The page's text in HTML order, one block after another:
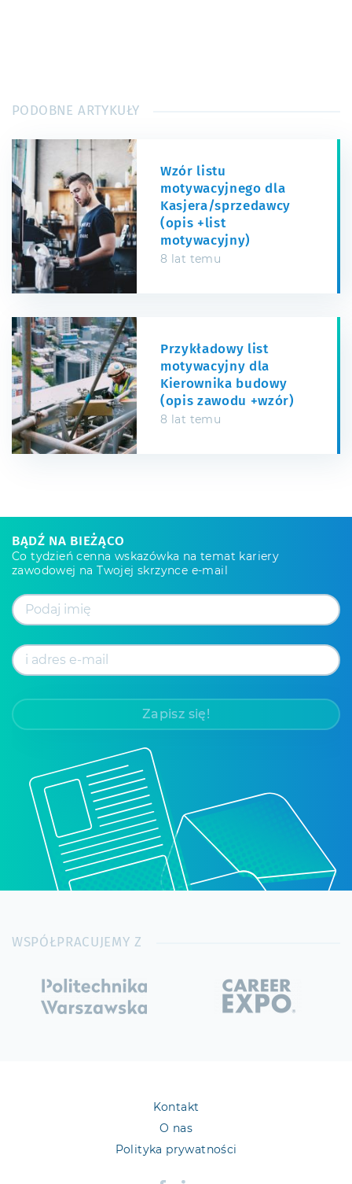
PODOBNE ARTYKUŁY
Wzór listu
motywacyjnego dla
Kasjera/sprzedawcy
(opis +list
motywacyjny)
8 lat temu
Przykładowy list
motywacyjny dla
Kierownika budowy
(opis zawodu +wzór)
8 lat temu
BĄDŹ NA BIEŻĄCO
Co tydzień cenna wskazówka na temat kariery
zawodowej na Twojej skrzynce e-mail
Zapisz się!
WSPÓŁPRACUJEMY Z
Kontakt
O nas
Polityka prywatności